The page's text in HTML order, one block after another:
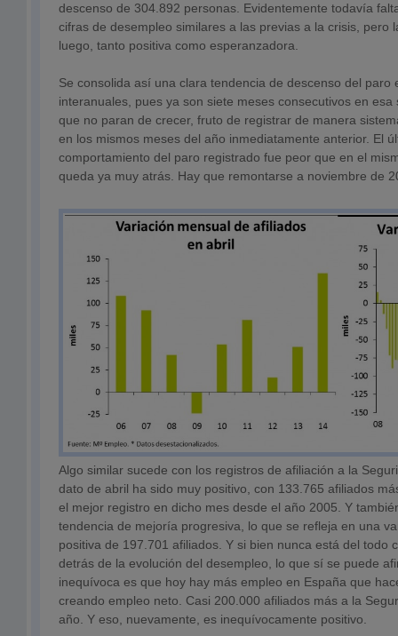
descenso de 304.892 personas. Evidentemente todavía
cifras de desempleo similares a las previas a la crisis, pero
luego, tanto positiva como esperanzadora.
Se consolida así una clara tendencia de descenso del paro
interanuales, pues ya son siete meses consecutivos en esa
que no paran de crecer, fruto de registrar de manera
en los mismos meses del año inmediatamente anterior. El
comportamiento del paro registrado fue peor que en el
queda ya muy atrás. Hay que remontarse a noviembre de
Algo similar sucede con los registros de afiliación a la
dato de abril ha sido muy positivo, con 133.765 afiliados
el mejor registro en dicho mes desde el año 2005. Y
tendencia de mejoría progresiva, lo que se refleja en una
positiva de 197.701 afiliados. Y si bien nunca está del todo
detrás de la evolución del desempleo, lo que sí se puede
inequívoca es que hoy hay más empleo en España que
creando empleo neto. Casi 200.000 afiliados más a la
año. Y eso, nuevamente, es inequívocamente positivo.